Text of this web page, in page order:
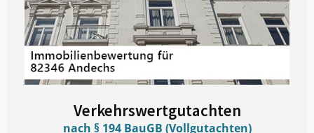
Verkehrswertgutachten
nach § 194 BauGB (Vollgutachten)